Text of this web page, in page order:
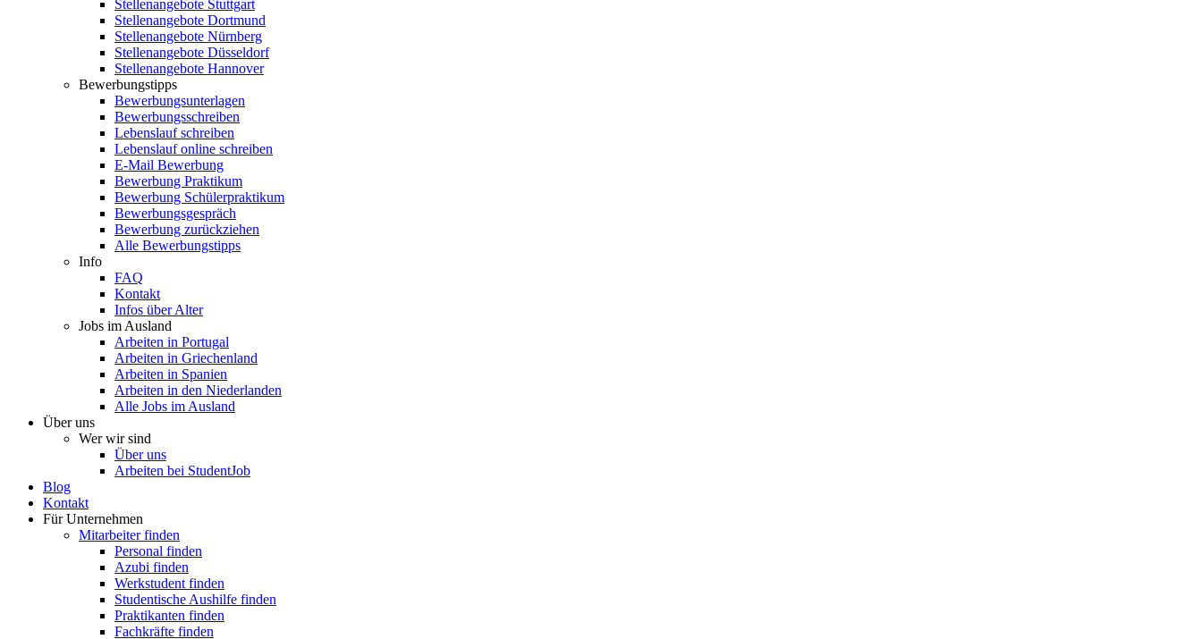
Stellenangebote Stuttgart
Stellenangebote Dortmund
Stellenangebote Nürnberg
Stellenangebote Düsseldorf
Stellenangebote Hannover
Bewerbungstipps
Bewerbungsunterlagen
Bewerbungsschreiben
Lebenslauf schreiben
Lebenslauf online schreiben
E-Mail Bewerbung
Bewerbung Praktikum
Bewerbung Schülerpraktikum
Bewerbungsgespräch
Bewerbung zurückziehen
Alle Bewerbungstipps
Info
FAQ
Kontakt
Infos über Alter
Jobs im Ausland
Arbeiten in Portugal
Arbeiten in Griechenland
Arbeiten in Spanien
Arbeiten in den Niederlanden
Alle Jobs im Ausland
Über uns
Wer wir sind
Über uns
Arbeiten bei StudentJob
Blog
Kontakt
Für Unternehmen
Mitarbeiter finden
Personal finden
Azubi finden
Werkstudent finden
Studentische Aushilfe finden
Praktikanten finden
Fachkräfte finden